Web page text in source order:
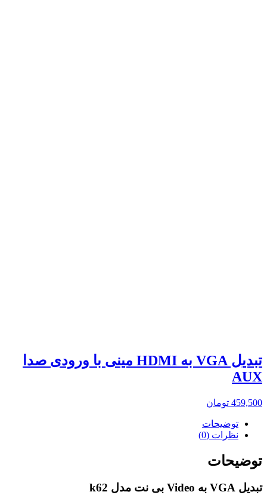
تبدیل VGA به HDMI مینی با ورودی صدا
AUX
459,500 تومان
توضیحات
نظرات (0)
توضیحات
تبدیل VGA به Video بی نت مدل k62